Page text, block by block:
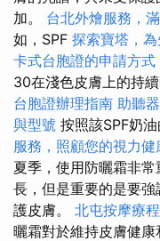
加。 台北外燴服務，
如，SPF 探索寶塔，
卡式台胞證的申請方式
30在淺色皮膚上的持
台胞證辦理指南 助聽
與型號 按照該SPF奶
服務，照顧您的視力健
夏季，使用防曬霜非
長，但是重要的是要
護皮膚。 北屯按摩療程
曬霜對於維持皮膚健康